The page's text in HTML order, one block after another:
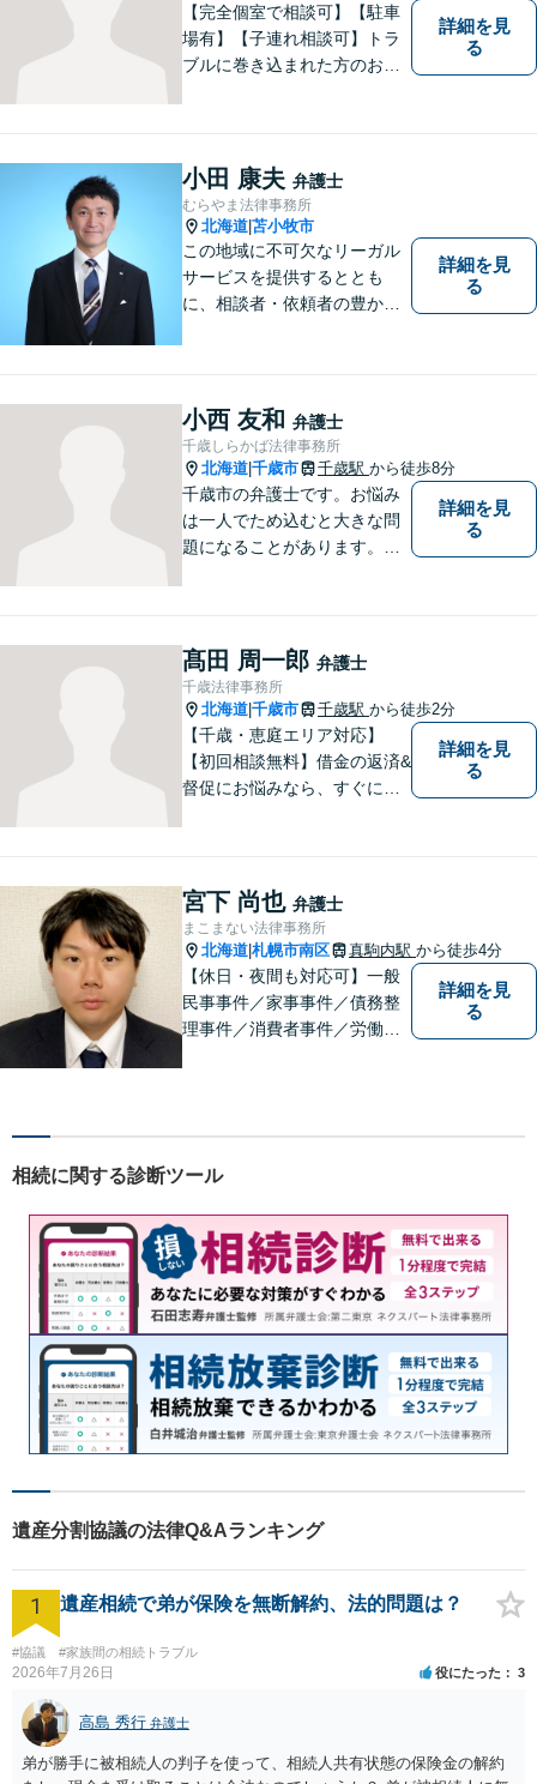
【完全個室で相談可】【駐車
場有】【子連れ相談可】トラ
ブルに巻き込まれた方のお力
になれればと思っております
ので、どうぞお気軽にご相談
ください。
詳細を見
る
小田 康夫 弁護士
むらやま法律事務所
北海道 苫小牧市
この地域に不可欠なリーガル
サービスを提供するととも
に、相談者・依頼者の豊かな
士小田康夫）
詳細を見
る
小西 友和 弁護士
千歳しらかば法律事務所
北海道 千歳市 千歳駅 から徒歩8分
千歳市の弁護士です。お悩み
は一人でため込むと大きな問
題になることがあります。ぜ
詳細を見
る
髙田 周一郎 弁護士
千歳法律事務所
北海道 千歳市 千歳駅 から徒歩2分
【千歳・恵庭エリア対応】
【初回相談無料】借金の返済&
督促にお悩みなら、すぐにご
産の解決実績多数！【千歳駅
徒歩２分】【分割払い可】
詳細を見
る
宮下 尚也 弁護士
まこまない法律事務所
北海道 札幌市南区 真駒内駅 から徒歩4分
【休日・夜間も対応可】一般
民事事件／家事事件／債務整
理事件／消費者事件／労働事
を抱え込まず、まずは一度ご
詳細を見
る
相続に関する診断ツール
遺産分割協議の法律Q&Aランキング
1 遺産相続で弟が保険を無断解約、法的問題は？
#協議 #家族間の相続トラブル
2026年7月26日 役にたった 3
高島 秀行 弁護士
弟が勝手に被相続人の判子を使って、相続人共有状態の保険金の解約